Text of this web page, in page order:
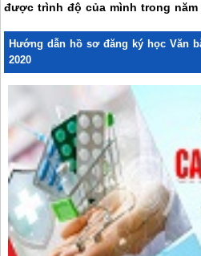
được trình độ của mình trong năm
Hướng dẫn hồ sơ đăng ký học Văn
2020